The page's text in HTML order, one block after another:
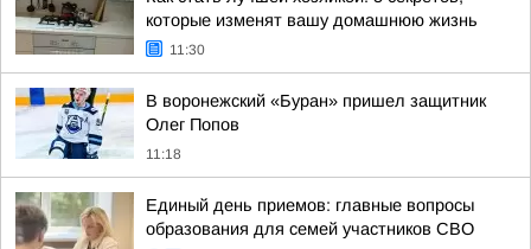
которые изменят вашу домашнюю жизнь
11:30
В воронежский «Буран» пришел защитник
Олег Попов
11:18
Единый день приемов: главные вопросы
образования для семей участников СВО